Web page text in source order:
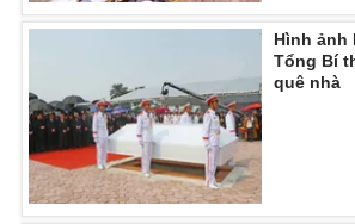
Cơ quan báo chí:Thời báo VTV
Giấy phép hoạt động báo in và báo điện
cấp ngày 29/12/2023
Tổng Biên tập:Vũ Thanh Thủy
Phó Tổng Biên tập:Nguyễn Thị Mỹ Hạnh,
Nguyễn Trọng Ninh
Tổng đài VTV:024.38 355 931 - 024.38
Hình ảnh
Tổng Bí
quê nhà